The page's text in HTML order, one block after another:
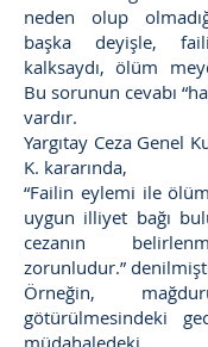
neden olup
başka deyişle,
kalksaydı, ölüm
Bu sorunun cevabı
vardır.
Yargıtay Ceza Genel
K. kararında,
“Failin eylemi ile
uygun illiyet bağı
cezanın
zorunludur.”
Örneğin,
götürülmesindeki